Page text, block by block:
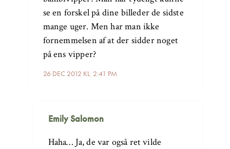
26 DEC 2012 KL. 2:41 PM
se en forskel på dine billeder de sidste
mange uger. Men har man ikke
fornemmelsen af at der sidder noget
på ens vipper?
Emily Salomon
Haha… Ja, de var også ret vilde